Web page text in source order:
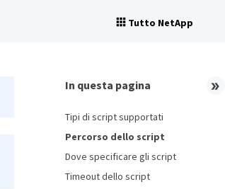
Tutto NetApp
In questa pagina
Tipi di script supportati
Percorso dello script
Dove specificare gli script
Timeout dello script